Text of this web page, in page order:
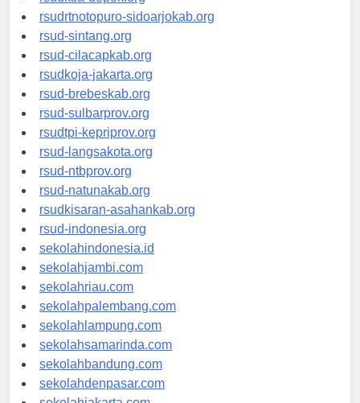
rsudksa-depok.org
rsudrtnotopuro-sidoarjokab.org
rsud-sintang.org
rsud-cilacapkab.org
rsudkoja-jakarta.org
rsud-brebeskab.org
rsud-sulbarprov.org
rsudtpi-kepriprov.org
rsud-langsakota.org
rsud-ntbprov.org
rsud-natunakab.org
rsudkisaran-asahankab.org
rsud-indonesia.org
sekolahindonesia.id
sekolahjambi.com
sekolahriau.com
sekolahpalembang.com
sekolahlampung.com
sekolahsamarinda.com
sekolahbandung.com
sekolahdenpasar.com